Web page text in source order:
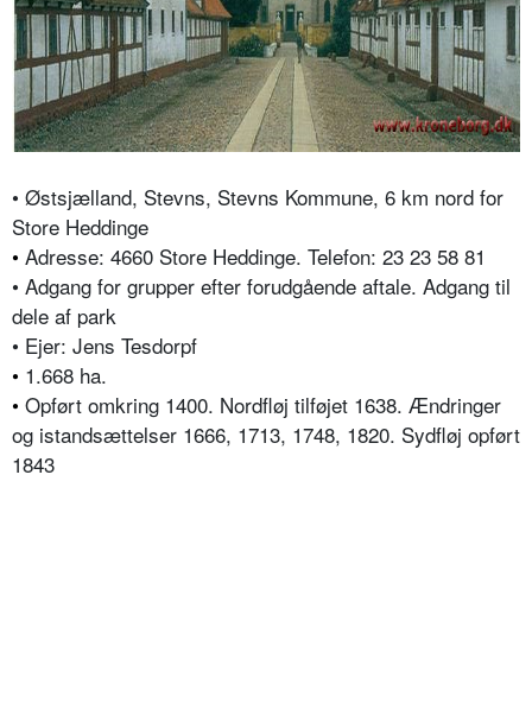
• Østsjælland, Stevns, Stevns Kommune, 6 km nord for
Store Heddinge
• Adresse: 4660 Store Heddinge. Telefon: 23 23 58 81
• Adgang for grupper efter forudgående aftale. Adgang til
dele af park
• Ejer: Jens Tesdorpf
• 1.668 ha.
• Opført omkring 1400. Nordfløj tilføjet 1638. Ændringer
og istandsættelser 1666, 1713, 1748, 1820. Sydfløj opført
1843